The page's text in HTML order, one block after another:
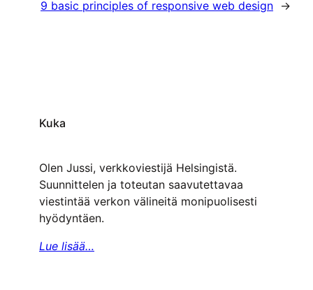
9 basic principles of responsive web design →
Kuka
Olen Jussi, verkkoviestijä Helsingistä.
Suunnittelen ja toteutan saavutettavaa
viestintää verkon välineitä monipuolisesti
hyödyntäen.
Lue lisää…